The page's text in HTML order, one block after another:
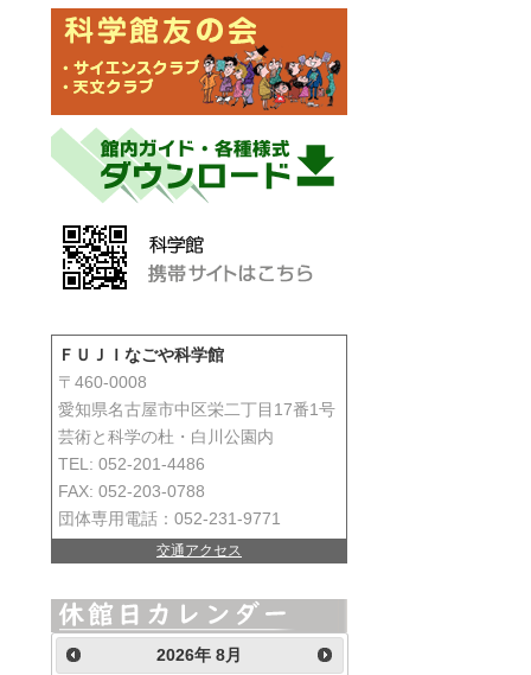
ＦＵＪＩなごや科学館
〒460-0008
愛知県名古屋市中区栄二丁目17番1号
芸術と科学の杜・白川公園内
TEL: 052-201-4486
FAX: 052-203-0788
団体専用電話：052-231-9771
交通アクセス
2026年8月